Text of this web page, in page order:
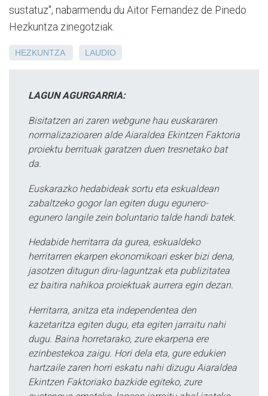
sustatuz", nabarmendu du Aitor Fernandez de Pinedo
Hezkuntza zinegotziak.
HEZKUNTZA LAUDIO
LAGUN AGURGARRIA:
Bisitatzen ari zaren webgune hau euskararen
normalizazioaren alde Aiaraldea Ekintzen Faktoria
proiektu berrituak garatzen duen tresnetako bat
da.
Euskarazko hedabideak sortu eta eskualdean
zabaltzeko gogor lan egiten dugu egunero-
egunero langile zein boluntario talde handi batek.
Hedabide herritarra da gurea, eskualdeko
herritarren ekarpen ekonomikoari esker bizi dena,
jasotzen ditugun diru-laguntzak eta publizitatea
ez baitira nahikoa proiektuak aurrera egin dezan.
Herritarra, anitza eta independentea den
kazetaritza egiten dugu, eta egiten jarraitu nahi
dugu. Baina horretarako, zure ekarpena ere
ezinbestekoa zaigu. Hori dela eta, gure edukien
hartzaile zaren horri eskatu nahi dizugu Aiaraldea
Ekintzen Faktoriako bazkide egiteko, zure